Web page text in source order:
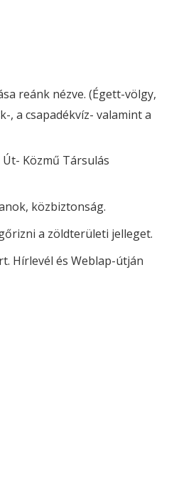
reánk nézve. (Égett-völgy,
, a csapadékvíz- valamint a
Közmű Társulás
közbiztonság.
a zöldterületi jelleget.
Hírlevél és Weblap-útján